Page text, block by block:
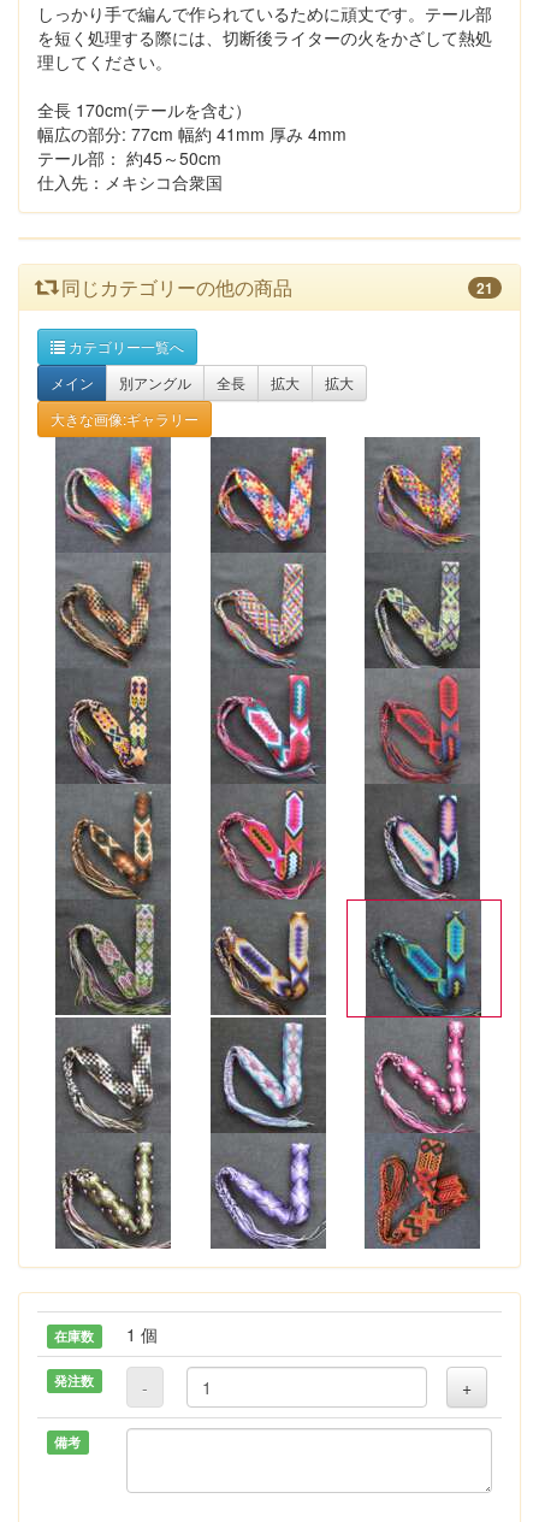
しっかり手で編んで作られているために頑丈です。テール部
を短く処理する際には、切断後ライターの火をかざして熱処
理してください。
全長 170cm(テールを含む）
幅広の部分: 77cm 幅約 41mm 厚み 4mm
テール部： 約45～50cm
仕入先：メキシコ合衆国
同じカテゴリーの他の商品 21
カテゴリー一覧へ
メイン
別アングル 全長 拡大
拡大
大きな画像:ギャラリー
在庫数 1 個
発注数 - +
備考